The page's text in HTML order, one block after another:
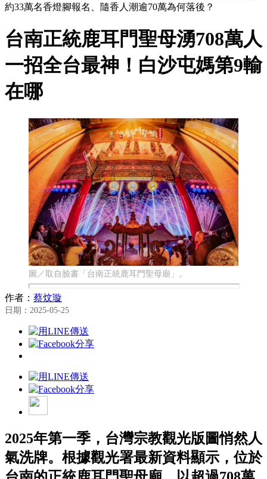
約33萬名香燈腳報名、隨香人潮逾70萬為何落後？
台南正統鹿耳門聖母湧708萬人
一招全台最神！白沙屯媽第9輸
在哪
圖／取自臉書「台南正統鹿耳門聖母廟」。
作者： 蔡炆璇
日期：2025-05-25
2025年第一季，台灣宗教觀光版圖悄然人
氣洗牌。根據觀光署最新資料顯示，位於